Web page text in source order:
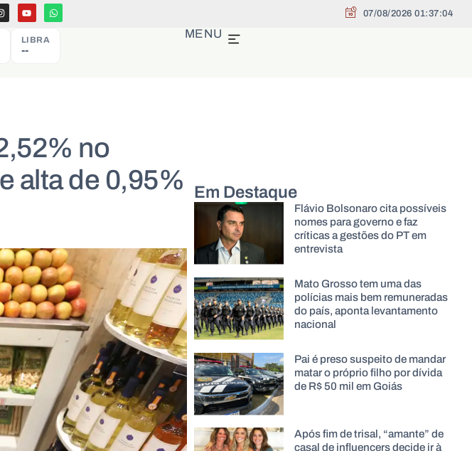
07/08/2026 01:37:05
LIBRA
--
MENU
no
alta de 0,95%
Em Destaque
Flávio Bolsonaro cita possíveis
nomes para governo e faz
críticas a gestões do PT em
entrevista
Mato Grosso tem uma das
polícias mais bem remuneradas
do país, aponta levantamento
nacional
Pai é preso suspeito de mandar
matar o próprio filho por dívida
de R$ 50 mil em Goiás
Após fim de trisal, “amante” de
casal de influencers decide ir à